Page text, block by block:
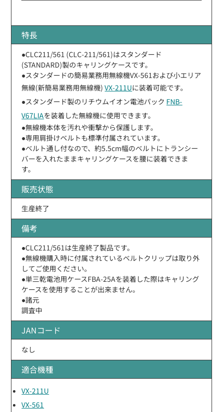
特長
●CLC211/561 (CLC-211/561)はスタンダード
(STANDARD)製のキャリングケースです。
●スタンダードの簡易業務用無線機VX-561および小エリア
無線(新簡易業務用無線機)VX-211Uに装着可能です。
●スタンダード製のリチウムイオン電池パック FNB-
V67LIAを装着した無線機に使用できます。
●無線機本体を汚れや衝撃から保護します。
●専用肩掛けベルトも標準付属されています。
●ベルト通し付なので、約5.5cm幅のベルトにトランシー
バーを入れたままキャリングケースを腰に装着できま
す。
販売状態
生産終了
備考
●CLC211/561は生産終了製品です。
●無線機購入時に付属されているベルトクリップは取り外
してご使用ください。
●単三乾電池用ケースFBA-25Aを装着した際はキャリング
ケースを使用することが出来ません。
●諸元
調査中
JANコード
なし
適合機種
VX-211U
VX-561